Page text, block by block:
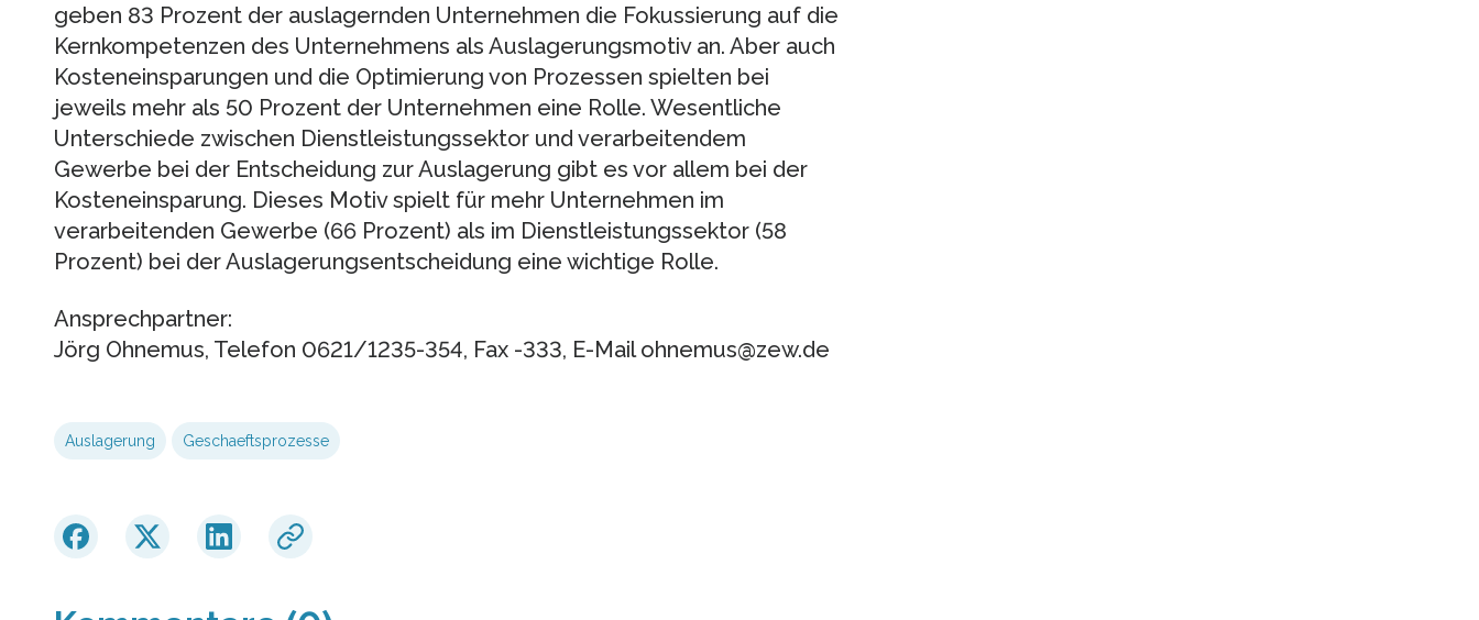
geben 83 Prozent der auslagernden Unternehmen die Fokussierung auf die
Kernkompetenzen des Unternehmens als Auslagerungsmotiv an. Aber auch
Kosteneinsparungen und die Optimierung von Prozessen spielten bei
jeweils mehr als 50 Prozent der Unternehmen eine Rolle. Wesentliche
Unterschiede zwischen Dienstleistungssektor und verarbeitendem
Gewerbe bei der Entscheidung zur Auslagerung gibt es vor allem bei der
Kosteneinsparung. Dieses Motiv spielt für mehr Unternehmen im
verarbeitenden Gewerbe (66 Prozent) als im Dienstleistungssektor (58
Prozent) bei der Auslagerungsentscheidung eine wichtige Rolle.
Ansprechpartner:
Jörg Ohnemus, Telefon 0621/1235-354, Fax -333, E-Mail ohnemus@zew.de
Auslagerung Geschaeftsprozesse